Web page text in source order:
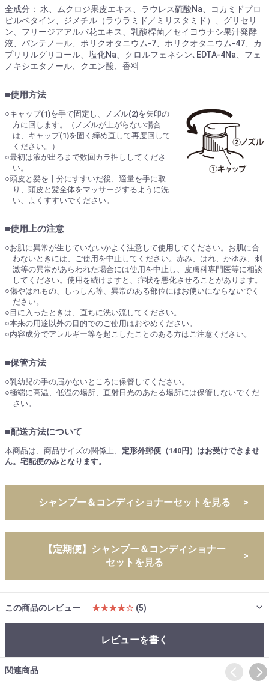
全成分：
水、ムクロジ果皮エキス、ラウレス硫酸Na、コカミドプロ
ピルベタイン、ジメチル（ラウラミド／ミリスタミド）、グリセリ
ン、フリージアアルバ花エキス、乳酸桿菌／セイヨウナシ果汁発酵
液、パンテノール、ポリクオタニウム-7、ポリクオタニウム-47、カ
プリリルグリコール、塩化Na、クロルフェネシン､EDTA-4Na、フェ
ノキシエタノール、クエン酸、香料
■使用方法
○キャップ(1)を手で固定し、ノズル(2)を矢印の
方に回します。（ノズルが上がらない場合
は、キャップ(1)を固く締め直して再度回して
ください。）
○最初は液が出るまで数回カラ押ししてくださ
い。
○頭皮と髪を十分にすすいだ後、適量を手に取
り、頭皮と髪全体をマッサージするように洗
い、よくすすいでください。
■使用上の注意
○お肌に異常が生じていないかよく注意して使用してください。お肌に合
わないときには、ご使用を中止してください。赤み、はれ、かゆみ、刺
激等の異常があらわれた場合には使用を中止し、皮膚科専門医等に相談
してください。使用を続けますと、症状を悪化させることがあります。
○傷やはれもの、しっしん等、異常のある部位にはお使いにならないでく
ださい。
○目に入ったときは、直ちに洗い流してください。
○本来の用途以外の目的でのご使用はおやめください。
○内容成分でアレルギー等を起こしたことのある方はご注意ください。
■保管方法
○乳幼児の手の届かないところに保管してください。
○極端に高温、低温の場所、直射日光のあたる場所には保管しないでくだ
さい。
■配送方法について
本商品は、商品サイズの関係上、 定形外郵便（140円）はお受けできませ
ん。 宅配便のみとなります。
シャンプー＆コンディショナーセットを見る >
【定期便】シャンプー＆コンディショナー
セットを見る
>
この商品のレビュー ★★★★☆ (5)
レビューを書く
関連商品